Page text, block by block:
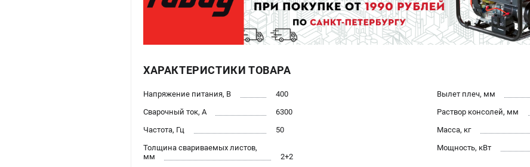
ХАРАКТЕРИСТИКИ ТОВАРА
Напряжение питания, В
400
Сварочный ток, А
6300
Частота, Гц
50
Толщина свариваемых листов,
мм
2+2
Вылет плеч, мм
Раствор консолей, мм
Масса, кг
Мощность, кВт